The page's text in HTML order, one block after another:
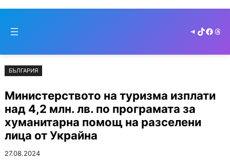
съдържанието
to
Telegram
TikTok
БЪЛГАРИЯ
Министерството на туризма изплати
над 4,2 млн. лв. по програмата за
хуманитарна помощ на разселени
лица от Украйна
27.08.2024